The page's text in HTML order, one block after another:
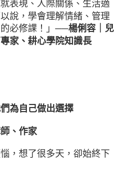
表現、人際關係、生活適
說，學會理解情緒、管理
必修課！」 ──楊俐容｜兒
家、耕心學院知識長
為自己做出選擇
、作家
，想了很多天，卻始終下